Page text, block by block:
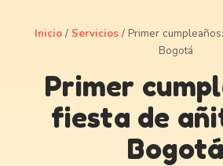
Inicio / Servicios / Primer
Bogotá
Primer
fiesta de
Bogotá